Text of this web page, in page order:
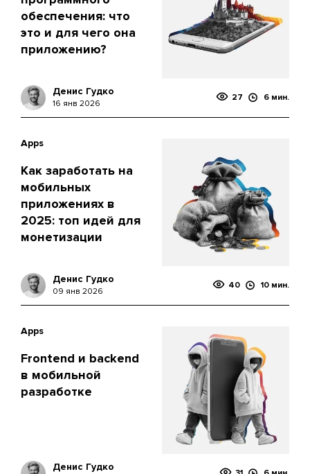
обеспечения: что
это и для чего она
приложению?
Денис Гудко
16 янв 2026
27 6 мин.
Apps
Как заработать на
мобильных
приложениях в
2025: топ идей для
монетизации
Денис Гудко
09 янв 2026
40 10 мин.
Apps
Frontend и backend
в мобильной
разработке
Денис Гудко